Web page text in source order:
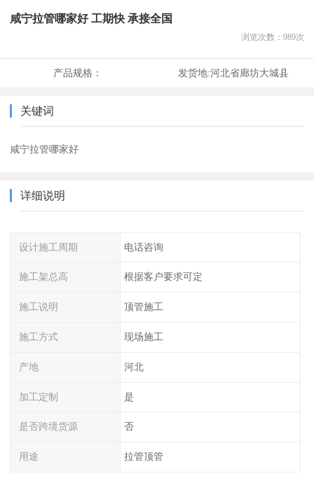
咸宁拉管哪家好 工期快 承接全国
浏览次数： 989次
产品规格： 发货地:河北省廊坊大城县
关键词
咸宁拉管哪家好
详细说明
设计施工周期 电话咨询
施工架总高 根据客户要求可定
施工说明 顶管施工
施工方式 现场施工
产地 河北
加工定制 是
是否跨境货源 否
用途 拉管顶管